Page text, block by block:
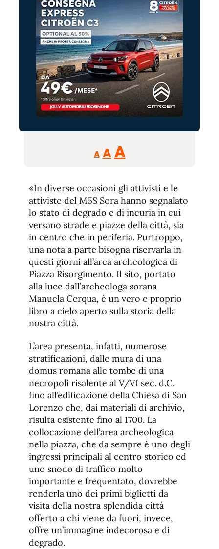
A
Reducir
tamaño
A Restablecer
de
fuente
AAumentar
de
fuente.
«In diverse occasioni gli attivisti e le
attiviste del M5S Sora hanno segnalato
lo stato di degrado e di incuria in cui
versano strade e piazze della città, sia
in centro che in periferia. Purtroppo,
una nota a parte bisogna riservarla in
questi giorni all’area archeologica di
Piazza Risorgimento. Il sito, portato
alla luce dall’archeologa sorana
Manuela Cerqua, è un vero e proprio
libro a cielo aperto sulla storia della
nostra città.
L’area presenta, infatti, numerose
stratificazioni, dalle mura di una
domus romana alle tombe di una
necropoli risalente al V/VI sec. d.C.
fino all’edificazione della Chiesa di San
Lorenzo che, dai materiali di archivio,
risulta esistente fino al 1700. La
collocazione dell’area archeologica
nella piazza, che da sempre è uno degli
ingressi principali al centro storico ed
uno snodo di traffico molto
importante e frequentato, dovrebbe
renderla uno dei primi biglietti da
visita della nostra splendida città
offerto a chi viene da fuori, invece,
offre un’immagine indecorosa e di
degrado.